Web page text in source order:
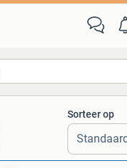
Alle afstanden…
Sorteer op